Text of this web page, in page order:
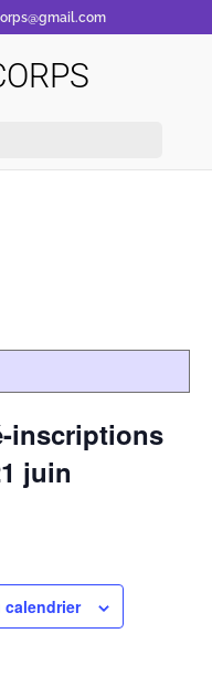
inscriptions
juin
calendrier